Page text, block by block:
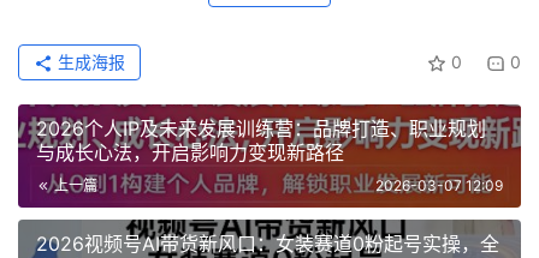
0 0
生成海报
2026个人IP及未来发展训练营：品牌打造、职业规划
与成长心法，开启影响力变现新路径
上一篇 2026-03-07 12:09
2026视频号AI带货新风口：女装赛道0粉起号实操，全